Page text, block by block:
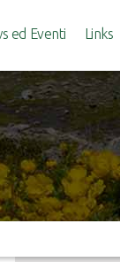
ed Eventi Links